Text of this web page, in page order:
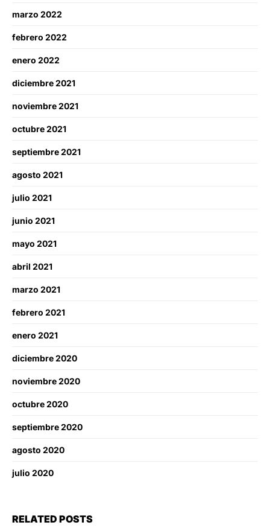
marzo 2022
febrero 2022
enero 2022
diciembre 2021
noviembre 2021
octubre 2021
septiembre 2021
agosto 2021
julio 2021
junio 2021
mayo 2021
abril 2021
marzo 2021
febrero 2021
enero 2021
diciembre 2020
noviembre 2020
octubre 2020
septiembre 2020
agosto 2020
julio 2020
RELATED POSTS